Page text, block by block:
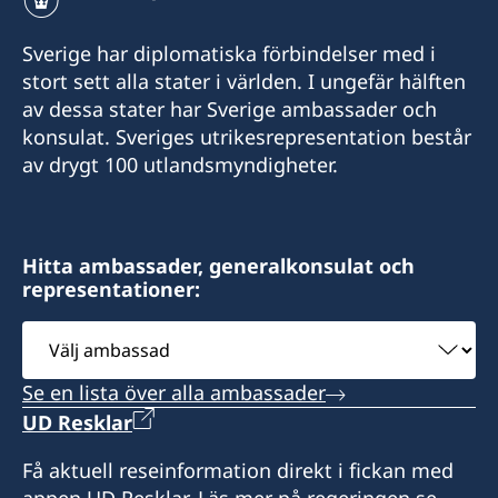
Sverige har diplomatiska förbindelser med i
stort sett alla stater i världen. I ungefär hälften
av dessa stater har Sverige ambassader och
konsulat. Sveriges utrikesrepresentation består
av drygt 100 utlandsmyndigheter.
Hitta ambassader, generalkonsulat och
representationer:
Välj
ambassad
Se en lista över alla ambassader
UD Resklar
Få aktuell reseinformation direkt i fickan med